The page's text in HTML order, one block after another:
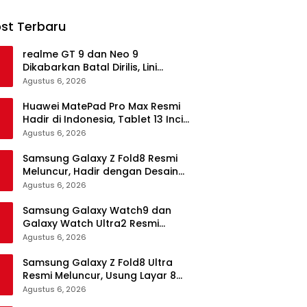
Terbaru
realme GT 9 dan Neo 9
Dikabarkan Batal Dirilis, Lini
Flagship realme Terancam
Agustus 6, 2026
Huawei MatePad Pro Max Resmi
Hadir di Indonesia, Tablet 13 Inci
Tertipis dan Teringan
Agustus 6, 2026
Samsung Galaxy Z Fold8 Resmi
Meluncur, Hadir dengan Desain
Lebih Pendek dan Lebar
Agustus 6, 2026
Samsung Galaxy Watch9 dan
Galaxy Watch Ultra2 Resmi
Meluncur, Bawa AI, Snapdragon
Baru
Agustus 6, 2026
Samsung Galaxy Z Fold8 Ultra
Resmi Meluncur, Usung Layar 8
Inci, Kamera 200MP dan
Agustus 6, 2026